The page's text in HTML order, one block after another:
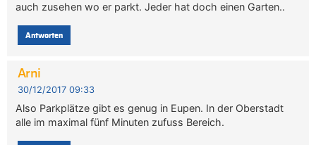
auch zusehen wo er parkt. Jeder hat doch einen Garten..
Antworten
Arni
30/12/2017 09:33
Also Parkplätze gibt es genug in Eupen. In der Oberstadt
alle im maximal fünf Minuten zufuss Bereich.